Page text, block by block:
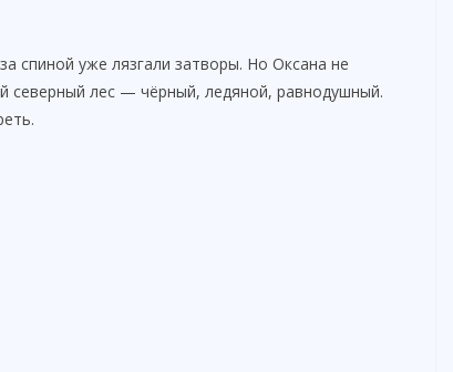
спиной уже лязгали затворы. Но Оксана не
северный лес — чёрный, ледяной, равнодушный.